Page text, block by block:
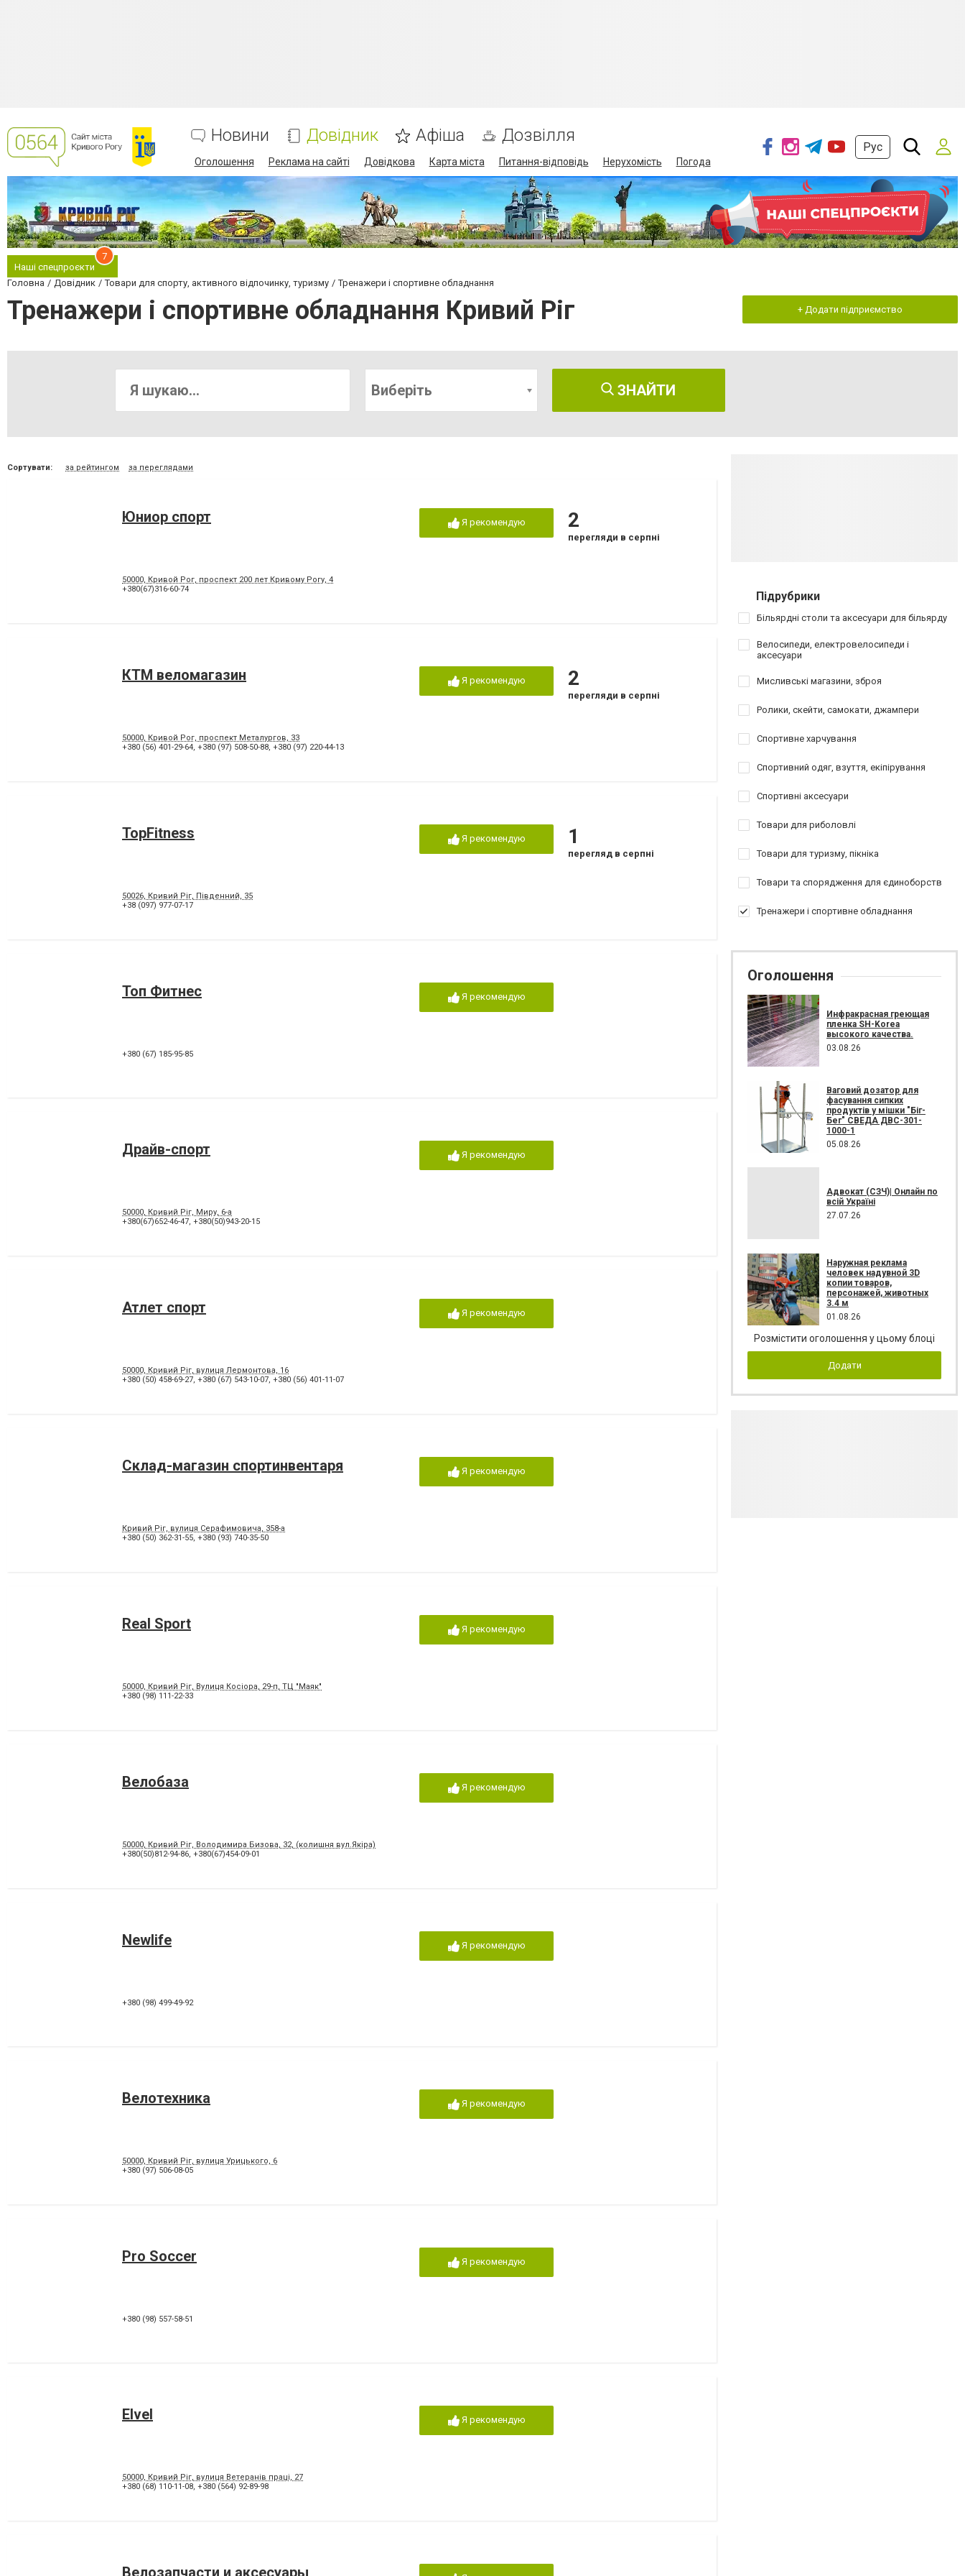
Новини Довідник Афіша Дозвілля
Оголошення Реклама на сайті Довідкова Карта міста Питання-відповідь Нерухомість Погода
Рус
Наші спецпроєкти
7
Головна Довідник Товари для спорту, активного відпочинку, туризму Тренажери і спортивне обладнання
Тренажери і спортивне обладнання Кривий Ріг + Додати підприємство
Виберіть ЗНАЙТИ
Сортувати: за рейтингом за переглядами
Юниор спорт
50000, Кривой Рог, проспект 200 лет Кривому Рогу, 4
+380(67)316-60-74
Я рекомендую 2
перегляди в серпні
КТМ веломагазин
50000, Кривой Рог, проспект Металургов, 33
+380 (56) 401-29-64, +380 (97) 508-50-88, +380 (97) 220-44-13
Я рекомендую 2
перегляди в серпні
TopFitness
50026, Кривий Ріг, Південний, 35
+38 (097) 977-07-17
Я рекомендую 1
перегляд в серпні
Топ Фитнес
+380 (67) 185-95-85
Я рекомендую
Драйв-спорт
50000, Кривий Ріг, Миру, 6-а
+380(67)652-46-47, +380(50)943-20-15
Я рекомендую
Атлет спорт
50000, Кривий Ріг, вулиця Лермонтова, 16
+380 (50) 458-69-27, +380 (67) 543-10-07, +380 (56) 401-11-07
Я рекомендую
Склад-магазин спортинвентаря
Кривий Ріг, вулиця Серафимовича, 358-а
+380 (50) 362-31-55, +380 (93) 740-35-50
Я рекомендую
Real Sport
50000, Кривий Ріг, Вулиця Косіора, 29-п, ТЦ "Маяк"
+380 (98) 111-22-33
Я рекомендую
Велобаза
50000, Кривий Ріг, Володимира Бизова, 32, (колишня вул.Якіра)
+380(50)812-94-86, +380(67)454-09-01
Я рекомендую
Newlife
+380 (98) 499-49-92
Я рекомендую
Велотехника
50000, Кривий Ріг, вулиця Урицького, 6
+380 (97) 506-08-05
Я рекомендую
Pro Soccer
+380 (98) 557-58-51
Я рекомендую
Elvel
50000, Кривий Ріг, вулиця Ветеранів праці, 27
+380 (68) 110-11-08, +380 (564) 92-89-98
Я рекомендую
Велозапчасти и аксесуары
Підрубрики
Більярдні столи та аксесуари для більярду
Велосипеди, електровелосипеди і
аксесуари
Мисливські магазини, зброя
Ролики, скейти, самокати, джампери
Спортивне харчування
Спортивний одяг, взуття, екіпірування
Спортивні аксесуари
Товари для риболовлі
Товари для туризму, пікніка
Товари та спорядження для єдиноборств
Тренажери і спортивне обладнання
Оголошення
Инфракрасная греющая
пленка SH-Korea
высокого качества.
03.08.26
Ваговий дозатор для
фасування сипких
продуктів у мішки "Біг-
Бег" СВЕДА ДВС-301-
1000-1
05.08.26
Адвокат (СЗЧ)| Онлайн по
всій Україні
27.07.26
Наружная реклама
человек надувной 3D
копии товаров,
персонажей, животных
3.4 м
01.08.26
Розмістити оголошення у цьому блоці
Додати